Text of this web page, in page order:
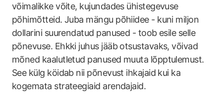
võimalikke võite, kujundades ühistegevuse
põhimõtteid. Juba mängu põhiidee - kuni miljon
dollarini suurendatud panused - toob esile selle
põnevuse. Ehkki juhus jääb otsustavaks, võivad
mõned kaalutletud panused muuta lõpptulemust.
See külg köidab nii põnevust ihkajaid kui ka
kogemata strateegiaid arendajaid.